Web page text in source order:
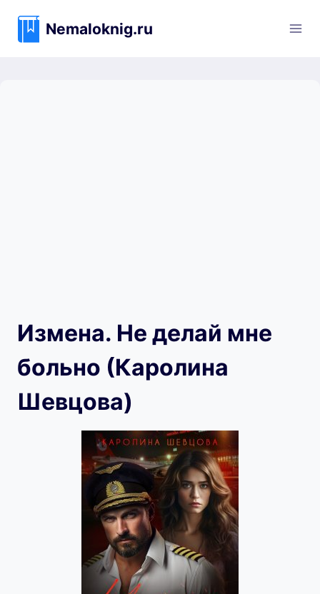
содержимому
Nemaloknig.ru
Измена. Не делай мне
больно (Каролина
Шевцова)